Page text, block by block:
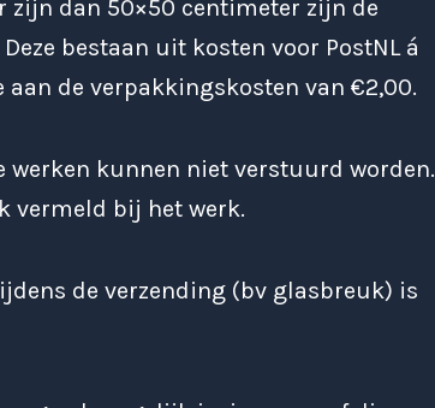
zijn dan 50×50 centimeter zijn de
bestaan uit kosten voor PostNL á
aan de verpakkingskosten van €2,00.
werken kunnen niet verstuurd worden.
vermeld bij het werk.
de verzending (bv glasbreuk) is